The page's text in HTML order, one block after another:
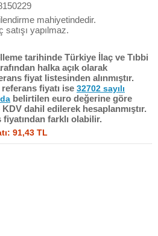
mahiyetindedir.
yapılmaz.
tarihinde Türkiye İlaç ve Tıbbi
halka açık olarak
fiyat listesinden alınmıştır.
referans fiyatı ise 32702 sayılı
belirtilen euro değerine göre
dahil edilerek hesaplanmıştır.
farklı olabilir.
91,43 TL